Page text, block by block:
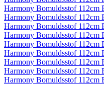
Harmony Bomuldsstof 112cm
Harmony Bomuldsstof 112cm
Harmony Bomuldsstof 112cm
Harmony Bomuldsstof 112cm
Harmony Bomuldsstof 112cm
Harmony Bomuldsstof 112cm
Harmony Bomuldsstof 112cm
Harmony Bomuldsstof 112cm
Harmony Bomuldsstof 112cm